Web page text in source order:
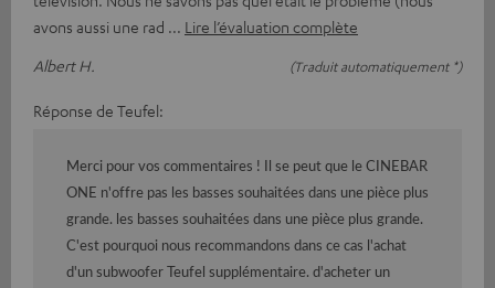
avons aussi une rad
Lire l’évaluation complète
Albert H.
(Traduit automatiquement *)
Réponse de Teufel:
Merci pour vos commentaires ! Il se peut que le CINEBAR
ONE n'offre pas les basses souhaitées dans une pièce plus
grande. les basses souhaitées dans une pièce plus grande.
C'est pourquoi nous recommandons dans ce cas l'achat
d'un subwoofer Teufel supplémentaire. d'acheter un